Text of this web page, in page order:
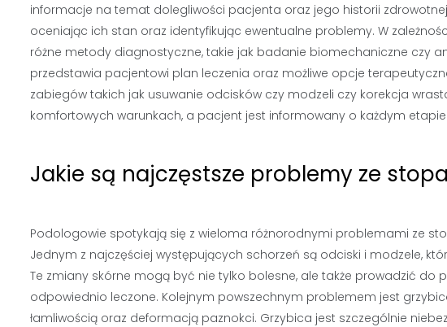
informacje na temat dolegliwości pacjenta oraz jego historii
oceniając ich stan oraz identyfikując ewentualne problemy. W
różne metody diagnostyczne, takie jak badanie biomechaniczne czy
przedstawia pacjentowi plan leczenia oraz możliwe opcje
zabiegów takich jak usuwanie odcisków czy modzeli czy korekcja
komfortowych warunkach, a pacjent jest informowany o każdym
Jakie są najczęstsze problemy ze
Podologowie spotykają się z wieloma różnorodnymi problemami ze
Jednym z najczęściej występujących schorzeń są odciski i modzele,
Te zmiany skórne mogą być nie tylko bolesne, ale także prowadzić do
odpowiednio leczone. Kolejnym powszechnym problemem jest
łamliwością oraz deformacją paznokci. Grzybica jest szczególnie